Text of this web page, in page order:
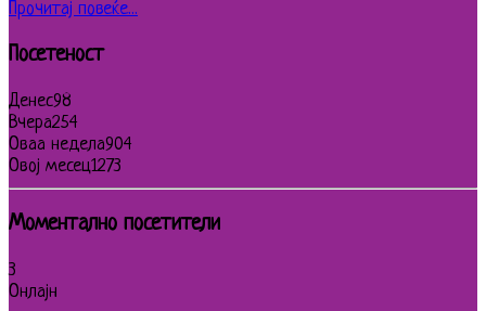
Прочитај повеќе...
Посетеност
Денес98
Вчера254
Оваа недела904
Овој месец1273
Моментално посетители
3
Онлајн